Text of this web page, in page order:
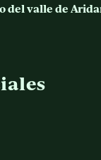
del valle de